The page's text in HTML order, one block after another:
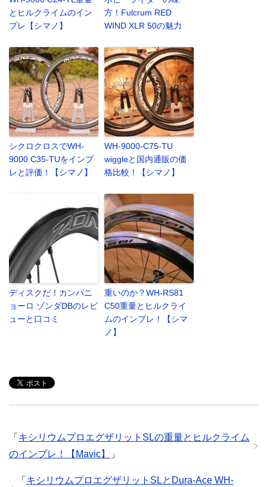
とヒルクライムのイン
プレ【シマノ】
方！Fulcrum RED
WIND XLR 50の魅力
シクロクロスでWH-
9000 C35-TUをインプ
レと評価！【シマノ】
WH-9000-C75-TU
wiggleと国内通販の価
格比較！【シマノ】
ディスクだ！カンパニ
ョーロ ゾンダDBのレビ
ューと口コミ
重いのか？WH-RS81
C50重量とヒルクライ
ムのインプレ！【シマ
ノ】
「 キシリウムプロエグザリットSLの重量とヒルクライム
のインプレ！【Mavic】
」
「 キシリウムプロエグザリットSLとDura-Ace WH-